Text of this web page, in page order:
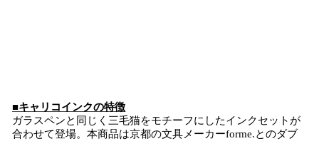
■キャリコインクの特徴
ガラスペンと同じく三毛猫をモチーフにしたインクセットが
合わせて登場。本商品は京都の文具メーカーforme.とのダブ